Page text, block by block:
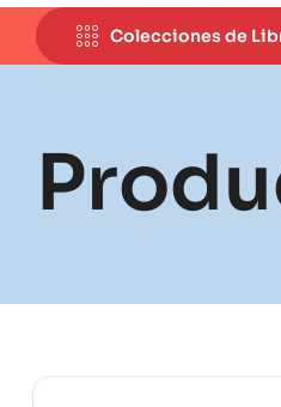
Colecciones de